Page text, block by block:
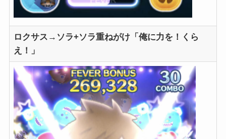
ロクサス→ソラ+ソラ重ねがけ「俺に力を！くら
え！」